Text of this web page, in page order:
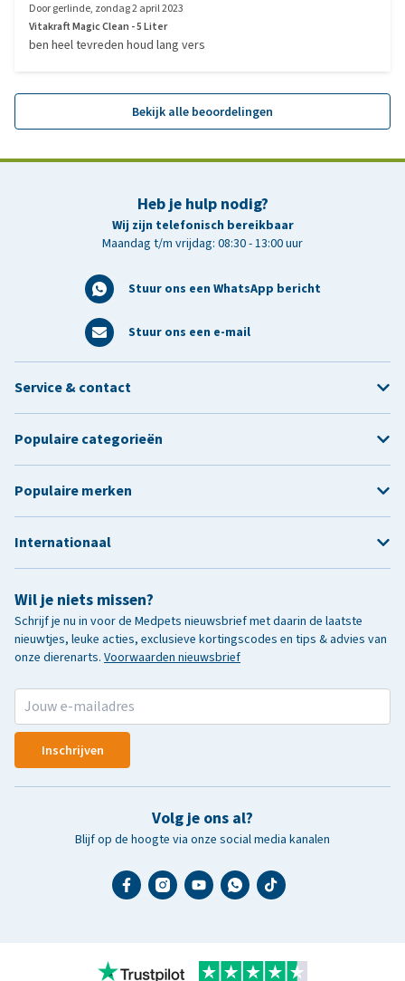
Doorgerlinde, zondag 2 april 2023
Vitakraft Magic Clean - 5 Liter
ben heel tevreden houd lang vers
Bekijk alle beoordelingen
Heb je hulp nodig?
Wij zijn telefonisch bereikbaar
Maandag t/m vrijdag: 08:30 - 13:00 uur
Stuur ons een WhatsApp bericht
Stuur ons een e-mail
Wil je niets missen?
Schrijf je nu in voor de Medpets nieuwsbrief met daarin de laatste
nieuwtjes, leuke acties, exclusieve kortingscodes en tips & advies van
onze dierenarts. Voorwaarden nieuwsbrief
Inschrijven
Volg je ons al?
Blijf op de hoogte via onze social media kanalen
Service & contact
Populaire categorieën
Populaire merken
Internationaal